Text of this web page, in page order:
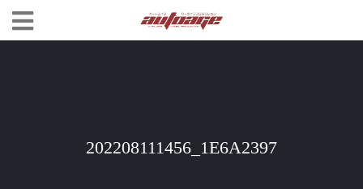
202208111456_1E6A2397